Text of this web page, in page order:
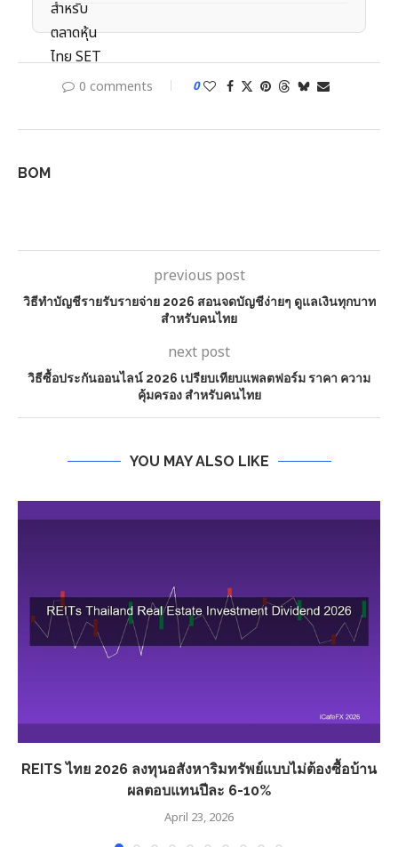
0 comments 0
BOM
previous post
วิธีทำบัญชีรายรับรายจ่าย 2026 สอนจดบัญชีง่ายๆ ดูแลเงินทุกบาท
สำหรับคนไทย
next post
วิธีซื้อประกันออนไลน์ 2026 เปรียบเทียบแพลตฟอร์ม ราคา ความ
คุ้มครอง สำหรับคนไทย
YOU MAY ALSO LIKE
REITS ไทย 2026 ลงทุนอสังหาริมทรัพย์แบบไม่ต้องซื้อบ้าน
ผลตอบแทนปีละ 6-10%
April 23, 2026